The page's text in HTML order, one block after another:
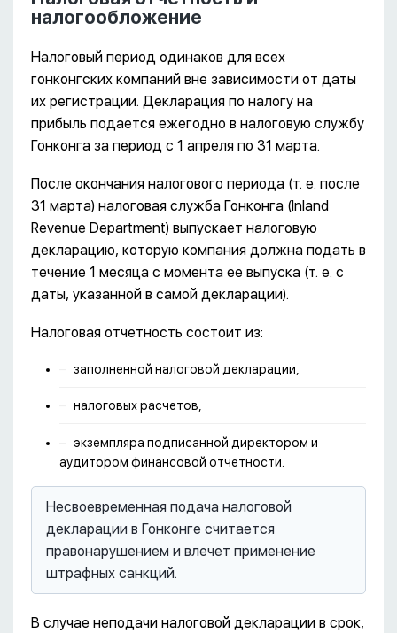
налогообложение
Налоговый период одинаков для всех
гонконгских компаний вне зависимости от даты
их регистрации. Декларация по налогу на
прибыль подается ежегодно в налоговую службу
Гонконга за период с 1 апреля по 31 марта.
После окончания налогового периода (т. е. после
31 марта) налоговая служба Гонконга (Inland
Revenue Department) выпускает налоговую
декларацию, которую компания должна подать в
течение 1 месяца с момента ее выпуска (т. е. с
даты, указанной в самой декларации).
Налоговая отчетность состоит из:
заполненной налоговой декларации,
налоговых расчетов,
экземпляра подписанной директором и
аудитором финансовой отчетности.
Несвоевременная подача налоговой
декларации в Гонконге считается
правонарушением и влечет применение
штрафных санкций.
В случае неподачи налоговой декларации в срок,